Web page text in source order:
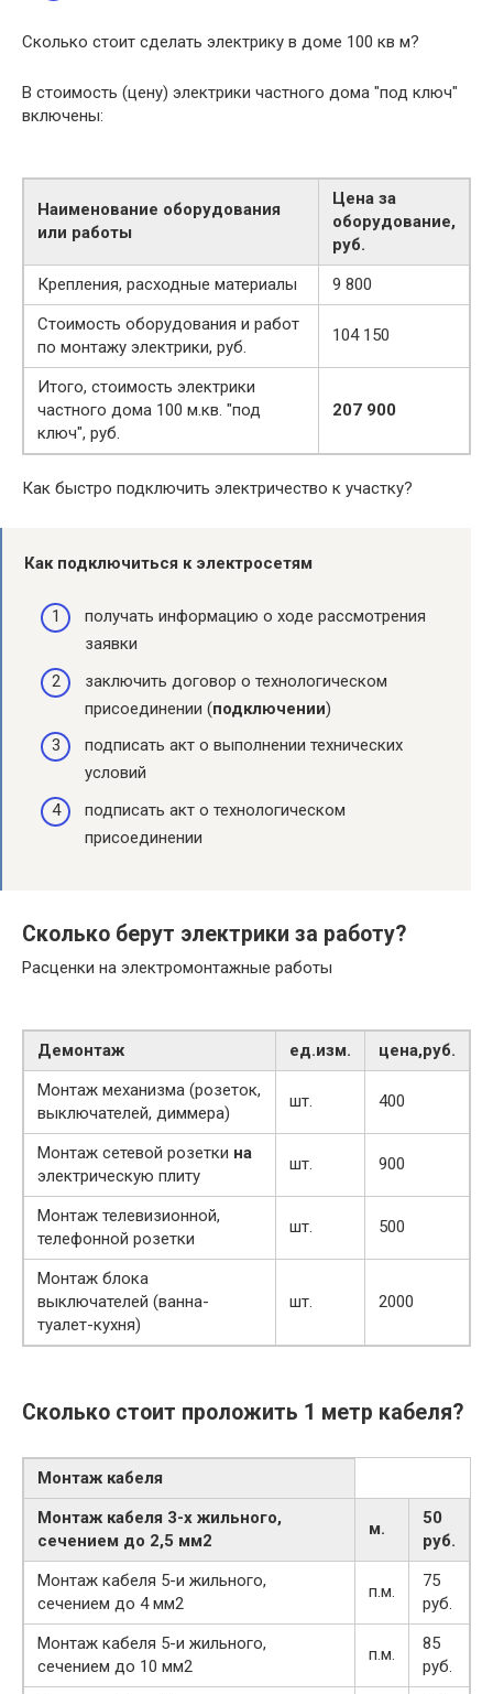
Сколько стоит сделать электрику в доме 100 кв м?
В стоимость (цену) электрики частного дома "под ключ"
включены:
Наименование оборудования
или работы
Цена за
оборудование,
руб.
Крепления, расходные материалы
9 800
Стоимость оборудования и работ
по монтажу электрики, руб.
104 150
Итого, стоимость электрики
частного дома 100 м.кв. "под
ключ", руб.
207 900
Как быстро подключить электричество к участку?
Как подключиться к электросетям
получать информацию о ходе рассмотрения
заявки
заключить договор о технологическом
присоединении (подключении)
подписать акт о выполнении технических
условий
подписать акт о технологическом
присоединении
Сколько берут электрики за работу?
Расценки на электромонтажные работы
Демонтаж ед.изм.
цена,руб.
Монтаж механизма (розеток,
выключателей, диммера)
шт. 400
Монтаж сетевой розетки на
электрическую плиту
шт. 900
Монтаж телевизионной,
телефонной розетки
шт. 500
Монтаж блока
выключателей (ванна-
туалет-кухня)
шт. 2000
Сколько стоит проложить 1 метр кабеля?
Монтаж кабеля
Монтаж кабеля 3-х жильного,
сечением до 2,5 мм2
м.
50
руб.
Монтаж кабеля 5-и жильного,
сечением до 4 мм2
п.м.
75
руб.
Монтаж кабеля 5-и жильного,
сечением до 10 мм2
п.м.
85
руб.